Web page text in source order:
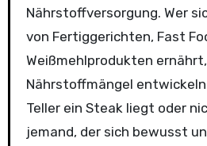
Nährstoffversorgung. Wer
von Fertiggerichten, Fast
Weißmehlprodukten
Nährstoffmängel
Teller ein Steak liegt oder
jemand, der sich bewusst